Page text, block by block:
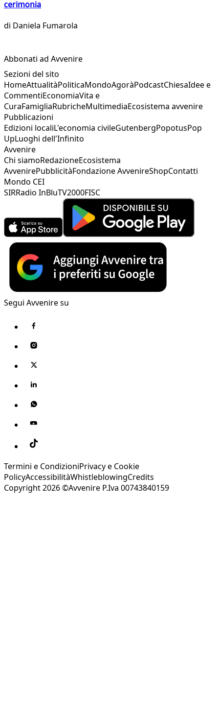
cerimonia
di Daniela Fumarola
Abbonati ad Avvenire
Sezioni del sito
HomeAttualitàPoliticaMondoAgoràPodcastChiesaIdee e
CommentiEconomiaVita e
CuraFamigliaRubricheMultimediaEcosistema avvenire
Pubblicazioni
Edizioni localiL'economia civileGutenbergPopotusPop
UpLuoghi dell'Infinito
Avvenire
Chi siamoRedazioneEcosistema
AvvenirePubblicitàFondazione AvvenireShopContatti
Mondo CEI
SIRRadio InBluTV2000FISC
Segui Avvenire su
Termini e CondizioniPrivacy e Cookie
PolicyAccessibilitàWhistleblowingCredits
Copyright 2026 ©Avvenire P.Iva 00743840159